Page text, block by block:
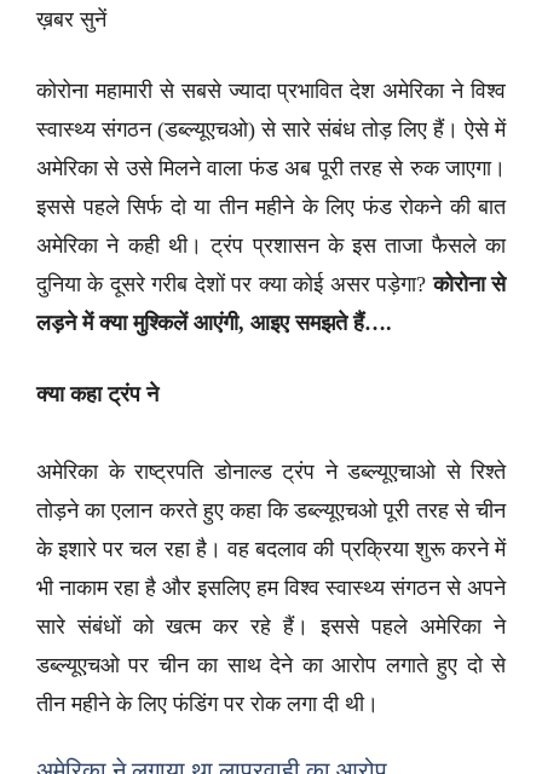
ख़बर सुनें
कोरोना महामारी से सबसे ज्यादा प्रभावित देश अमेरिका ने विश्व
स्वास्थ्य संगठन (डब्ल्यूएचओ) से सारे संबंध तोड़ लिए हैं। ऐसे में
अमेरिका से उसे मिलने वाला फंड अब पूरी तरह से रुक जाएगा।
इससे पहले सिर्फ दो या तीन महीने के लिए फंड रोकने की बात
अमेरिका ने कही थी। ट्रंप प्रशासन के इस ताजा फैसले का
दुनिया के दूसरे गरीब देशों पर क्या कोई असर पड़ेगा?कोरोना से
लड़ने में क्या मुश्किलें आएंगी, आइए समझते हैं….
क्या कहा ट्रंप ने
अमेरिका के राष्ट्रपति डोनाल्ड ट्रंप ने डब्ल्यूएचाओ से रिश्ते
तोड़ने का एलान करते हुए कहा कि डब्ल्यूएचओ पूरी तरह से चीन
के इशारे पर चल रहा है। वह बदलाव की प्रक्रिया शुरू करने में
भी नाकाम रहा है और इसलिए हम विश्व स्वास्थ्य संगठन से अपने
सारे संबंधों को खत्म कर रहे हैं। इससे पहले अमेरिका ने
डब्ल्यूएचओ पर चीन का साथ देने का आरोप लगाते हुए दो से
तीन महीने के लिए फंडिंग पर रोक लगा दी थी।